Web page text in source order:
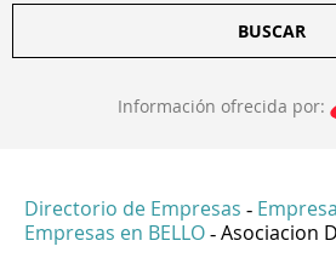
BUSCAR
Información ofrecida por:
Directorio de Empresas -
Empresas en BELLO - Asociacion